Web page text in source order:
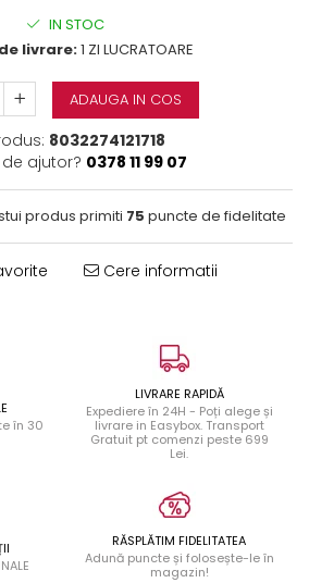
IN STOC
livrare:1 ZI LUCRATOARE
ADAUGA IN COS
8032274121718
ajutor? 0378 11 99 07
produs primiti 75 puncte de fidelitate
Cere informatii
în 30
LIVRARE RAPIDĂ
Expediere în 24H - Poți alege și
livrare in Easybox. Transport
Gratuit pt comenzi peste 699
Lei.
RĂSPLĂTIM FIDELITATEA
Adună puncte și folosește-le în
magazin!